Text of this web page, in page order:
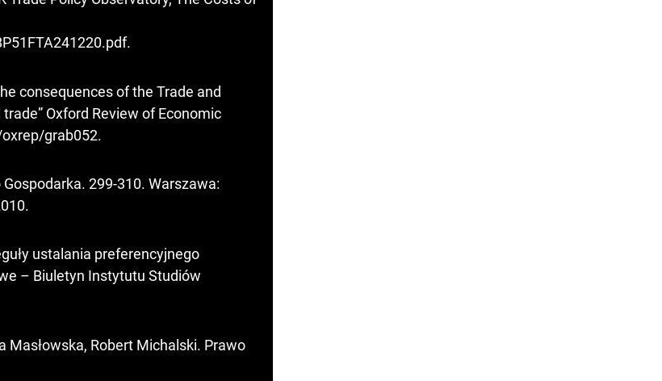
.
consequences of the Trade and
Oxford Review of Economic
grab052.
299-310. Warszawa:
ustalania preferencyjnego
– Biuletyn Instytutu Studiów
Masłowska, Robert Michalski. Prawo